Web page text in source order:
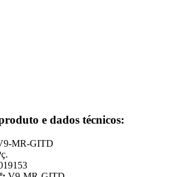
e dados técnicos:
MR-GITD